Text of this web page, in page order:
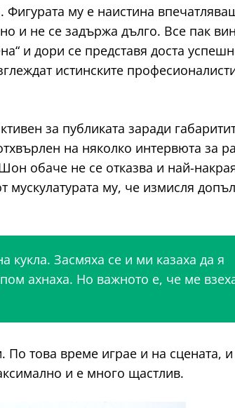
му е наистина
и не се задържа дълго. Все пак
и дори се представя доста
истинските
за публиката заради
на няколко интервюта за
обаче не се отказва и най-
му, че измисля
кукла. Засмяха се и ми казаха да я
ахнаха. Но важното е, че ме
това време играе и на сцената, и
и е много щастлив.